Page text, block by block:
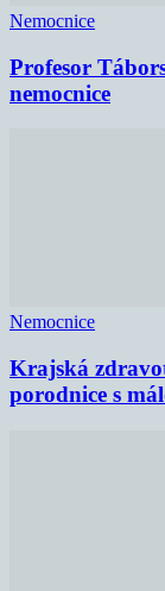
Nemocnice
Profesor
nemocnice
Nemocnice
Krajská
porodnice s